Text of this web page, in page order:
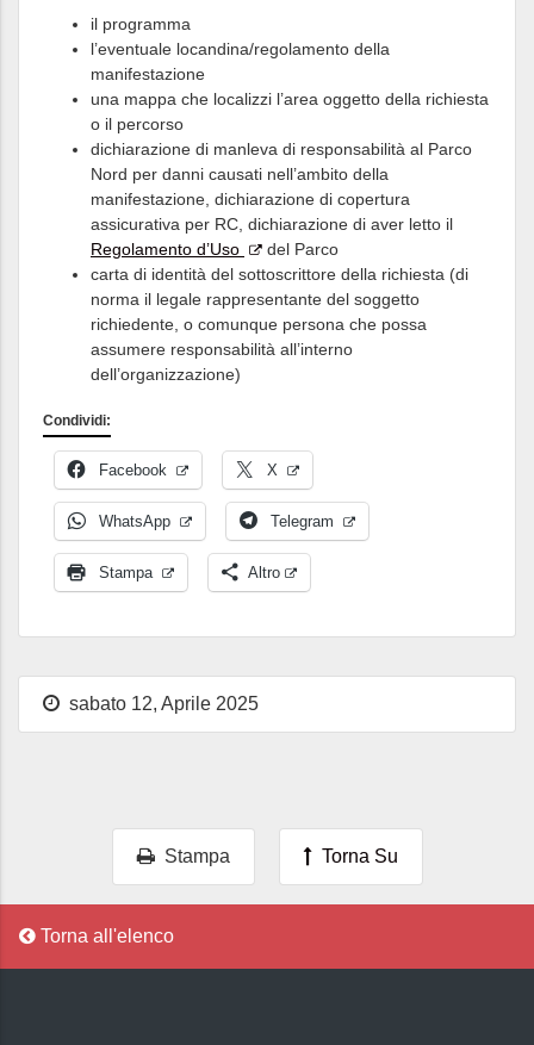
il programma
l’eventuale locandina/regolamento della
manifestazione
una mappa che localizzi l’area oggetto della richiesta
o il percorso
dichiarazione di manleva di responsabilità al Parco
Nord per danni causati nell’ambito della
manifestazione, dichiarazione di copertura
assicurativa per RC, dichiarazione di aver letto il
Regolamento d’Uso
del Parco
carta di identità del sottoscrittore della richiesta (di
norma il legale rappresentante del soggetto
richiedente, o comunque persona che possa
assumere responsabilità all’interno
dell’organizzazione)
Condividi:
Facebook X
WhatsApp Telegram
Stampa Altro
sabato 12, Aprile 2025
Stampa Torna Su
Torna all'elenco